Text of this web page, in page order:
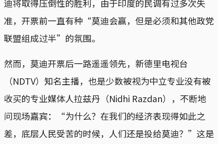
迪将取得压倒性的胜利，由于印度的民调有过多次失
准，开票前一直有种“莫迪会赢，但是必须和其他政党
联盟组成过半”的氛围。
然而，莫迪开票后一路遥遥领先，新德里电视台
（NDTV）知名主播，也是少数被视为中立专业没有被
收买的专业媒体人拉兹丹（Nidhi Razdan），不断地
问现场嘉宾：“为什么？在我们的经济表现得如此之
差，底层人民受苦的时候，人们还是投给莫迪？”这是